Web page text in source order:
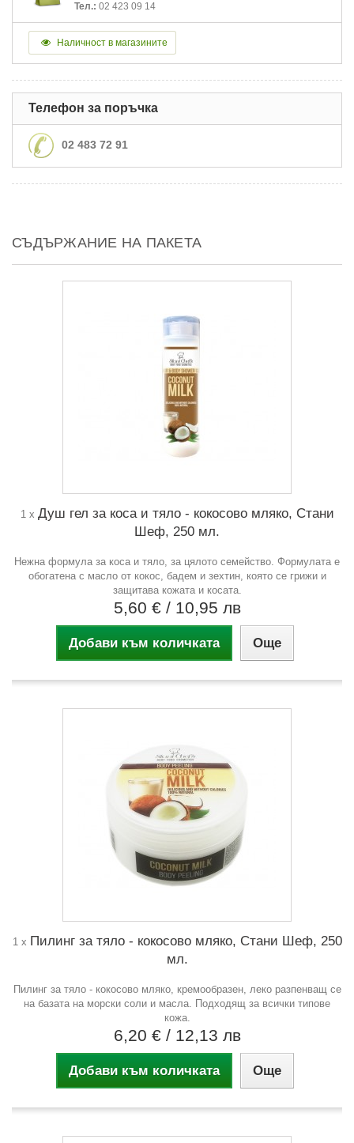
Тел.: 02 423 09 14
Наличност в магазините
Телефон за поръчка
02 483 72 91
СЪДЪРЖАНИЕ НА ПАКЕТА
1 x Душ гел за коса и тяло - кокосово мляко, Стани
Шеф, 250 мл.
Нежна формула за коса и тяло, за цялото семейство. Формулата е
обогатена с масло от кокос, бадем и зехтин, която се грижи и
защитава кожата и косата.
5,60 € / 10,95 лв
Добави към количката Още
1 x Пилинг за тяло - кокосово мляко, Стани Шеф, 250
мл.
Пилинг за тяло - кокосово мляко, кремообразен, леко разпенващ се
на базата на морски соли и масла. Подходящ за всички типове
кожа.
6,20 € / 12,13 лв
Добави към количката Още